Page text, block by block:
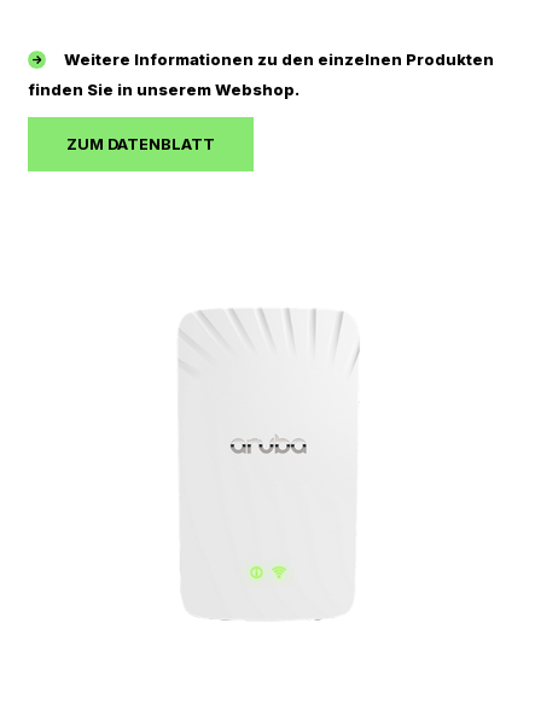
Weitere Informationen zu den einzelnen Produkten
finden Sie in unserem Webshop.
ZUM DATENBLATT